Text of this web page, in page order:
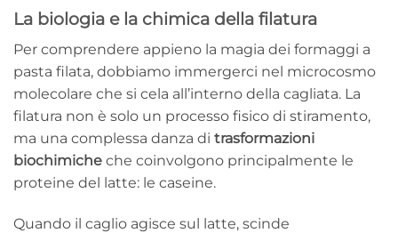
La biologia e la chimica della filatura
Per comprendere appieno la magia dei formaggi a
pasta filata, dobbiamo immergerci nel microcosmo
molecolare che si cela all’interno della cagliata. La
filatura non è solo un processo fisico di stiramento,
ma una complessa danza di trasformazioni
biochimiche che coinvolgono principalmente le
proteine del latte: le caseine.
Quando il caglio agisce sul latte, scinde